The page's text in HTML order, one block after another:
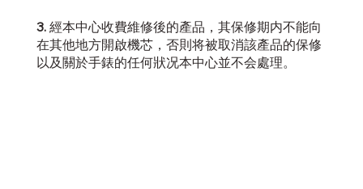
3.經本中心收費維修後的產品，其保修期内不能向
在其他地方開啟機芯，否則将被取消該產品的保修
以及關於手錶的任何狀况本中心並不会處理。